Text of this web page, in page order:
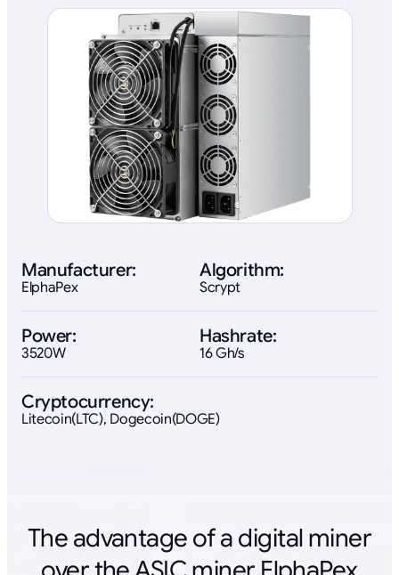
Manufacturer:
ElphaPex
Algorithm:
Scrypt
Power:
3520W
Hashrate:
16 Gh/s
Cryptocurrency:
Litecoin(LTC), Dogecoin(DOGE)
The advantage of a digital miner